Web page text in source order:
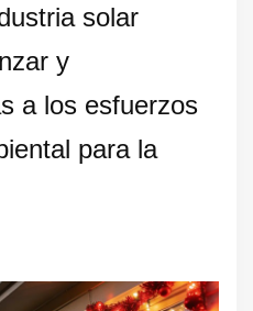
solar
y
a los esfuerzos
para la